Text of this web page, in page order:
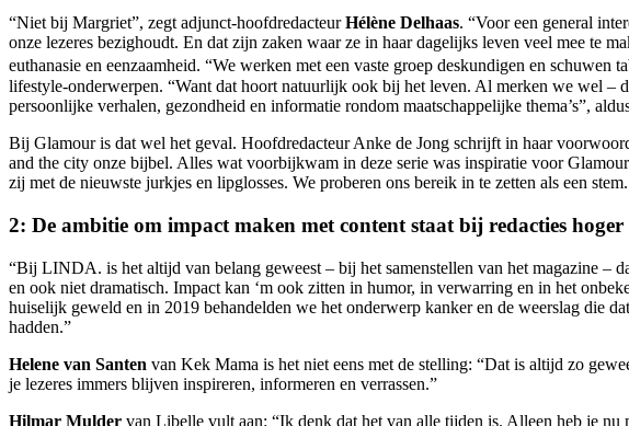
“Niet bij Margriet”, zegt adjunct-hoofdredacteurHélène Delhaas. “Voor een general
onze lezeres bezighoudt. En dat zijn zaken waar ze in haar dagelijks leven veel mee te
euthanasie en eenzaamheid. “We werken met een vaste groep deskundigen en
lifestyle-onderwerpen. “Want dat hoort natuurlijk ook bij het leven. Al merken we wel –
persoonlijke verhalen, gezondheid en informatie rondom maatschappelijke thema’s”,
Bij Glamour is dat wel het geval. Hoofdredacteur Anke de Jong schrijft in haar
and the city onze bijbel. Alles wat voorbijkwam in deze serie was inspiratie voor
zij met de nieuwste jurkjes en lipglosses. We proberen ons bereik in te zetten als een
2: De ambitie om impact maken met content staat bij redacties hoger
“Bij LINDA. is het altijd van belang geweest – bij het samenstellen van het magazine –
en ook niet dramatisch. Impact kan ‘m ook zitten in humor, in verwarring en in het
huiselijk geweld en in 2019 behandelden we het onderwerp kanker en de weerslag die
hadden.”
Helene van Santen van Kek Mama is het niet eens met de stelling: “Dat is altijd zo
je lezeres immers blijven inspireren, informeren en verrassen.”
Hilmar Mulder van Libelle vult aan: “Ik denk dat het van alle tijden is. Alleen heb je